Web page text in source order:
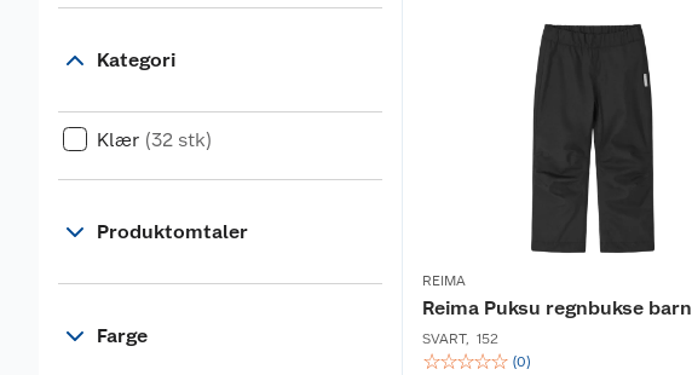
Kategori
Klær (32 stk)
Produktomtaler
Farge
REIMA
Reima Puksu regnbukse barn
SVART, 152
☆☆☆☆☆ (0)